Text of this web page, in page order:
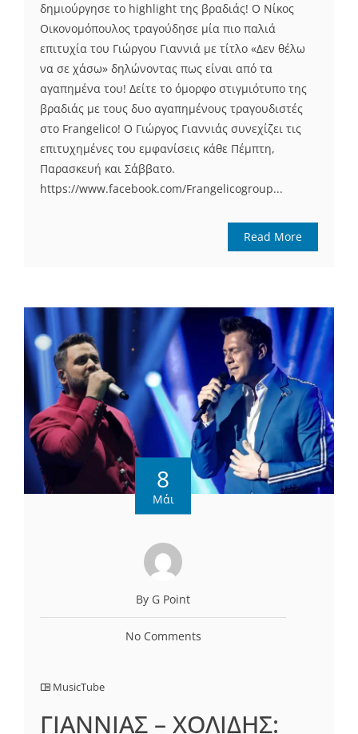
δημιούργησε το highlight της βραδιάς! Ο Νίκος
Οικονομόπουλος τραγούδησε μία πιο παλιά
επιτυχία του Γιώργου Γιαννιά με τίτλο «Δεν θέλω
να σε χάσω» δηλώνοντας πως είναι από τα
αγαπημένα του! Δείτε το όμορφο στιγμιότυπο της
βραδιάς με τους δυο αγαπημένους τραγουδιστές
στο Frangelico! Ο Γιώργος Γιαννιάς συνεχίζει τις
επιτυχημένες του εμφανίσεις κάθε Πέμπτη,
Παρασκευή και Σάββατο.
https://www.facebook.com/Frangelicogroup...
Read More
8
Μάι
By G Point
No Comments
MusicTube
ΓΙΑΝΝΙΑΣ – ΧΟΛΙΔΗΣ: